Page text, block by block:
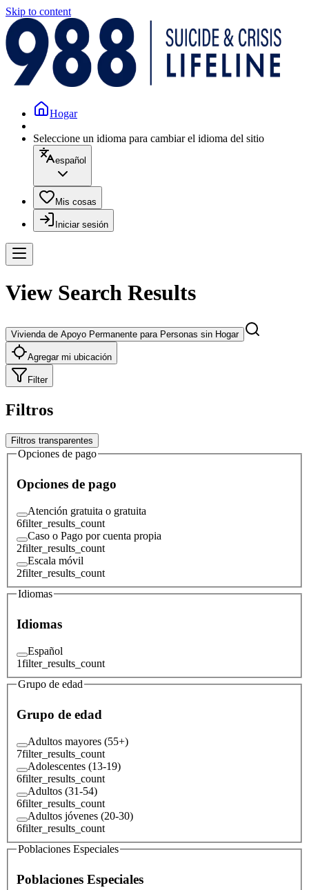
Skip to content
Hogar
Seleccione un idioma para cambiar el idioma del sitio
español
Mis cosas
Iniciar sesión
View Search Results
Vivienda de Apoyo Permanente para Personas sin Hogar
Agregar mi ubicación
Filter
Filtros
Filtros transparentes
Opciones de pago
Opciones de pago
Atención gratuita o gratuita
6filter_results_count
Caso o Pago por cuenta propia
2filter_results_count
Escala móvil
2filter_results_count
Idiomas
Idiomas
Español
1filter_results_count
Grupo de edad
Grupo de edad
Adultos mayores (55+)
7filter_results_count
Adolescentes (13-19)
6filter_results_count
Adultos (31-54)
6filter_results_count
Adultos jóvenes (20-30)
6filter_results_count
Poblaciones Especiales
Poblaciones Especiales